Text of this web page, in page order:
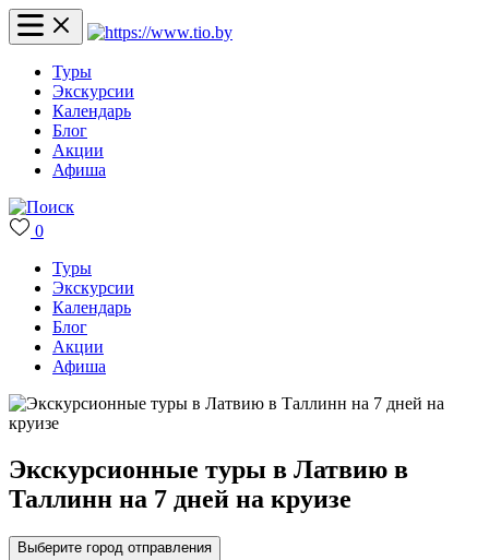
Туры
Экскурсии
Календарь
Блог
Акции
Афиша
0
Туры
Экскурсии
Календарь
Блог
Акции
Афиша
Экскурсионные туры в Латвию в
Таллинн на 7 дней на круизе
Выберите город отправления